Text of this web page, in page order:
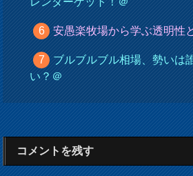
安愚楽牧場から学ぶ透明性
ブルブルブル相場、勢いは
い？＠
コメントを残す